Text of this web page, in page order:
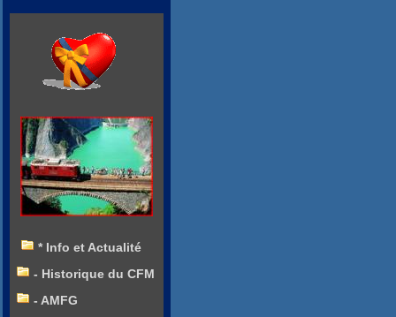
* Info et Actualité
- Historique du CFM
- AMFG